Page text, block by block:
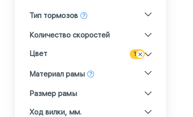
Тип тормозов
Количество скоростей
Цвет 1
Материал рамы
Размер рамы
Ход вилки, мм.